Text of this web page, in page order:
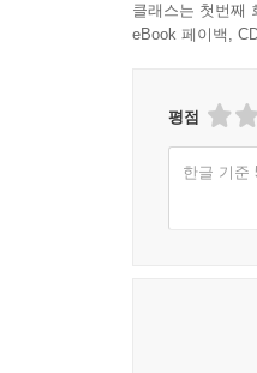
클래스는 첫번째
eBook 페이백,
평점
한글 기준